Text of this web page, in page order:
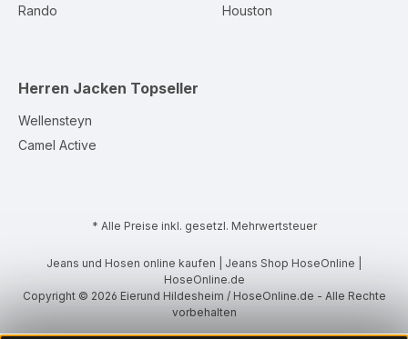
Rando Houston
Herren Jacken Topseller
Wellensteyn
Camel Active
* Alle Preise inkl. gesetzl. Mehrwertsteuer
Jeans und Hosen online kaufen | Jeans Shop HoseOnline |
HoseOnline.de
Copyright © 2026 Eierund Hildesheim / HoseOnline.de - Alle Rechte
vorbehalten